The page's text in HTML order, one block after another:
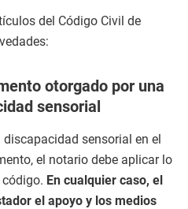
del Código Civil de
otorgado por una
sensorial
sensorial en el
el notario debe aplicar lo
En cualquier caso, el
el apoyo y los medios